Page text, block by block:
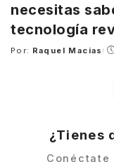
necesitas
tecnología
Posted
Por: Raquel Macias
¿Tienes